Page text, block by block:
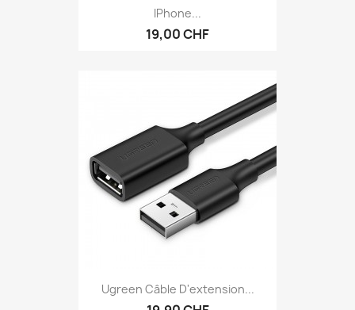
IPhone...
19,00 CHF
Ugreen Câble D'extension...